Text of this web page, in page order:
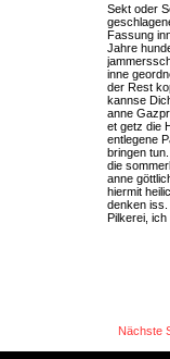
Sekt oder
Fassung
Jahre
inne
der Rest
kannse
anne
et getz die
entlegene
bringen
die
anne
hiermit
denken iss.
Pilkerei, ich
Nächste